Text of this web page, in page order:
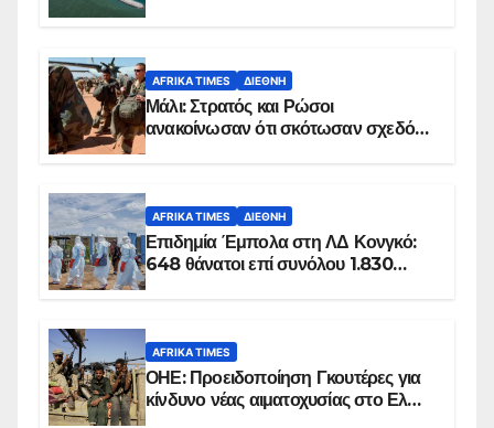
AFRIKA TIMES ΔΙΕΘΝΉ
Μάλι: Στρατός και Ρώσοι
ανακοίνωσαν ότι σκότωσαν σχεδόν
AFRIKA TIMES ΔΙΕΘΝΉ
Επιδημία Έμπολα στη ΛΔ Κονγκό:
648 θάνατοι επί συνόλου 1.830
AFRIKA TIMES
ΟΗΕ: Προειδοποίηση Γκουτέρες για
κίνδυνο νέας αιματοχυσίας στο Ελ